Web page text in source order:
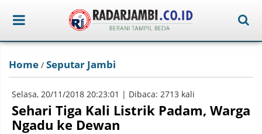
Home / Seputar Jambi
Selasa, 20/11/2018 20:23:01 | Dibaca: 2713 kali
Sehari Tiga Kali Listrik Padam, Warga
Ngadu ke Dewan